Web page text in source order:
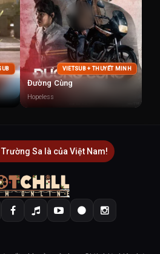
VIETSUB + THUYẾT MINH
Đường Cùng
Hopeless
Trường Sa là của Việt Nam!